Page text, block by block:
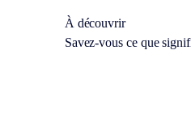
À découvrir
Savez-vous ce que